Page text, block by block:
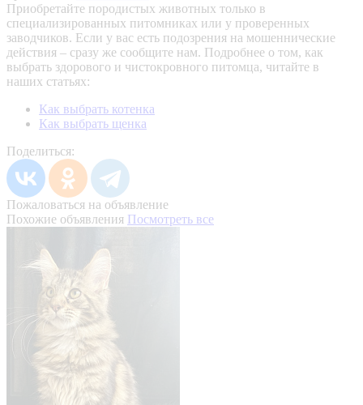
Приобретайте породистых животных только в
специализированных питомниках или у проверенных
заводчиков. Если у вас есть подозрения на мошеннические
действия – сразу же сообщите нам. Подробнее о том, как
выбрать здорового и чистокровного питомца, читайте в
наших статьях:
Как выбрать котенка
Как выбрать щенка
Поделиться:
Пожаловаться на объявление
Похожие объявления Посмотреть все